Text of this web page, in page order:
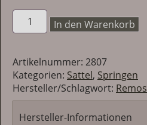
REMOS
Freeze
Menge
In den Warenkorb
Artikelnummer: 2807
Kategorien: Sattel, Springen
Hersteller/Schlagwort: Remos
Hersteller-Informationen